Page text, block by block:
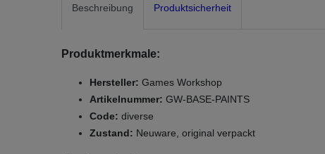
Beschreibung Produktsicherheit
Produktmerkmale:
Hersteller: Games Workshop
Artikelnummer: GW-BASE-PAINTS
Code: diverse
Zustand: Neuware, original verpackt